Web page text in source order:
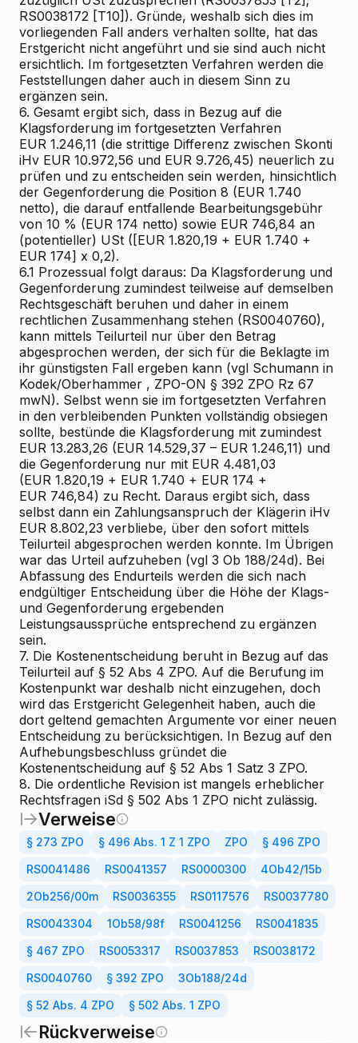
RS0038172 [T10]). Gründe, weshalb sich dies im
vorliegenden Fall anders verhalten sollte, hat das
Erstgericht nicht angeführt und sie sind auch nicht
ersichtlich. Im fortgesetzten Verfahren werden die
Feststellungen daher auch in diesem Sinn zu
ergänzen sein.
6. Gesamt ergibt sich, dass in Bezug auf die
Klagsforderung im fortgesetzten Verfahren
EUR 1.246,11 (die strittige Differenz zwischen Skonti
iHv EUR 10.972,56 und EUR 9.726,45) neuerlich zu
prüfen und zu entscheiden sein werden, hinsichtlich
der Gegenforderung die Position 8 (EUR 1.740
netto), die darauf entfallende Bearbeitungsgebühr
von 10 % (EUR 174 netto) sowie EUR 746,84 an
(potentieller) USt ([EUR 1.820,19 + EUR 1.740 +
EUR 174] x 0,2).
6.1 Prozessual folgt daraus: Da Klagsforderung und
Gegenforderung zumindest teilweise auf demselben
Rechtsgeschäft beruhen und daher in einem
rechtlichen Zusammenhang stehen (RS0040760),
kann mittels Teilurteil nur über den Betrag
abgesprochen werden, der sich für die Beklagte im
ihr günstigsten Fall ergeben kann (vgl Schumann in
Kodek/Oberhammer , ZPO-ON § 392 ZPO Rz 67
mwN). Selbst wenn sie im fortgesetzten Verfahren
in den verbleibenden Punkten vollständig obsiegen
sollte, bestünde die Klagsforderung mit zumindest
EUR 13.283,26 (EUR 14.529,37 – EUR 1.246,11) und
die Gegenforderung nur mit EUR 4.481,03
(EUR 1.820,19 + EUR 1.740 + EUR 174 +
EUR 746,84) zu Recht. Daraus ergibt sich, dass
selbst dann ein Zahlungsanspruch der Klägerin iHv
EUR 8.802,23 verbliebe, über den sofort mittels
Teilurteil abgesprochen werden konnte. Im Übrigen
war das Urteil aufzuheben (vgl 3 Ob 188/24d). Bei
Abfassung des Endurteils werden die sich nach
endgültiger Entscheidung über die Höhe der Klags-
und Gegenforderung ergebenden
Leistungsaussprüche entsprechend zu ergänzen
sein.
7. Die Kostenentscheidung beruht in Bezug auf das
Teilurteil auf § 52 Abs 4 ZPO. Auf die Berufung im
Kostenpunkt war deshalb nicht einzugehen, doch
wird das Erstgericht Gelegenheit haben, auch die
dort geltend gemachten Argumente vor einer neuen
Entscheidung zu berücksichtigen. In Bezug auf den
Aufhebungsbeschluss gründet die
Kostenentscheidung auf § 52 Abs 1 Satz 3 ZPO.
8. Die ordentliche Revision ist mangels erheblicher
Rechtsfragen iSd § 502 Abs 1 ZPO nicht zulässig.
Verweise
§ 273 ZPO § 496 Abs. 1 Z 1 ZPO ZPO § 496 ZPO
RS0041486 RS0041357 RS0000300 4Ob42/15b
2Ob256/00m RS0036355 RS0117576 RS0037780
RS0043304 1Ob58/98f RS0041256 RS0041835
§ 467 ZPO RS0053317 RS0037853 RS0038172
RS0040760 § 392 ZPO 3Ob188/24d
§ 52 Abs. 4 ZPO § 502 Abs. 1 ZPO
Rückverweise